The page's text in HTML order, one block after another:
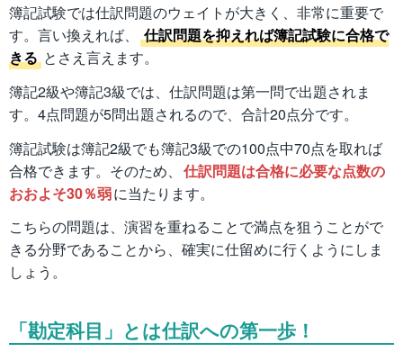
簿記試験では仕訳問題のウェイトが大きく、非常に重要で
す。言い換えれば、
仕訳問題を抑えれば簿記試験に合格で
きる とさえ言えます。
簿記2級や簿記3級では、仕訳問題は第一問で出題されま
す。4点問題が5問出題されるので、合計20点分です。
簿記試験は簿記2級でも簿記3級での100点中70点を取れば
合格できます。そのため、 仕訳問題は合格に必要な点数の
おおよそ30％弱に当たります。
こちらの問題は、演習を重ねることで満点を狙うことがで
きる分野であることから、確実に仕留めに行くようにしま
しょう。
「勘定科目」とは仕訳への第一歩！